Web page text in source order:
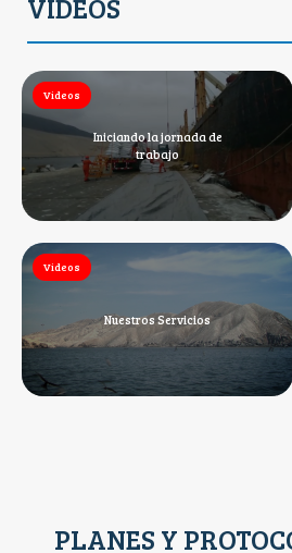
VIDEOS
Videos
Iniciando la jornada de
trabajo
Videos
Nuestros Servicios
PLANES Y